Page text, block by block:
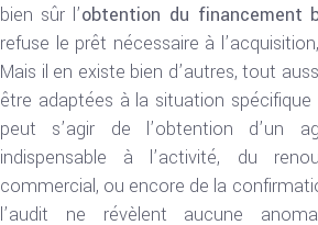
bien sûr l’obtention du financement
refuse le prêt nécessaire à
Mais il en existe bien d’autres, tout
être adaptées à la situation spécifique
peut s’agir de l’obtention d’un
indispensable à l’activité, du
commercial, ou encore de la
l’audit ne révèlent aucune